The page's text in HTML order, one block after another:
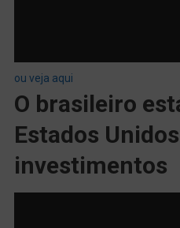
ou veja aqui
O brasileiro
Estados
investimentos